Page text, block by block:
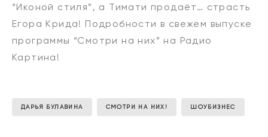
“Иконой стиля”, а Тимати продаёт… страсть
Егора Крида! Подробности в свежем выпуске
программы “Смотри на них” на Радио
Картина!
ДАРЬЯ БУЛАВИНА СМОТРИ НА НИХ! ШОУБИЗНЕС